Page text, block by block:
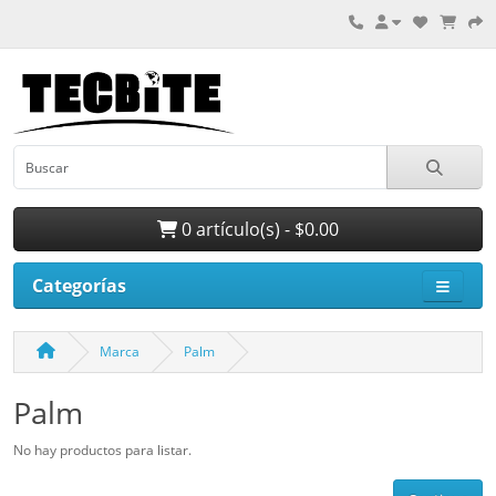
0 artículo(s) - $0.00
Categorías
Marca Palm
Palm
No hay productos para listar.